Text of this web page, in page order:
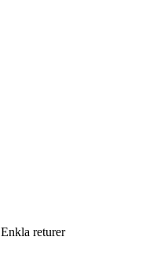
Enkla returer